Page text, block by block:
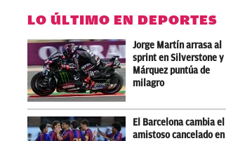
LO ÚLTIMO EN DEPORTES
Jorge Martín arrasa al
sprint en Silverstone y
Márquez puntúa de
milagro
El Barcelona cambia el
amistoso cancelado en